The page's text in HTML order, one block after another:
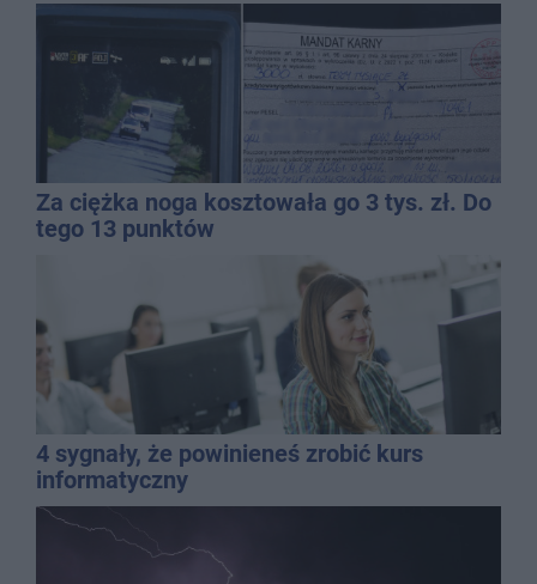
Za ciężka noga kosztowała go 3 tys. zł. Do
tego 13 punktów
4 sygnały, że powinieneś zrobić kurs
informatyczny